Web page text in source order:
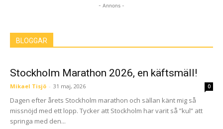
- Annons -
BLOGGAR
Stockholm Marathon 2026, en käftsmäll!
Mikael Tisjö - 31 maj, 2026 0
Dagen efter årets Stockholm marathon och sällan känt mig så
missnöjd med ett lopp. Tycker att Stockholm har varit så ”kul” att
springa med den...